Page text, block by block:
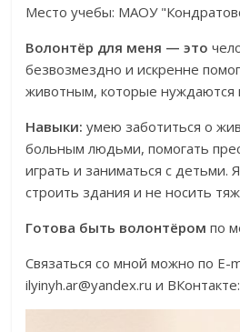
Место учебы: МАОУ
Волонтёр для меня — это
безвозмездно и искренне
животным, которые нуждаются
Навыки: умею заботиться о
больным людьми, помогать
играть и заниматься с детьми.
строить здания и не носить
Готова быть волонтёром по
Связаться со мной можно по Е-
ilyinyh.ar@yandex.ru и